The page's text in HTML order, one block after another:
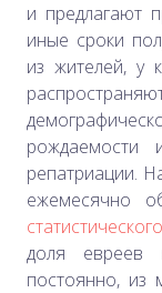
и предлагают
иные сроки
из жителей, у
рождаемости
репатриации.
ежемесячно
доля евреев
постоянно, из